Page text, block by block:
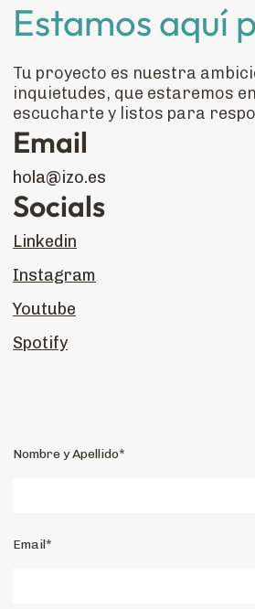
Estamos aquí
Tu proyecto es nuestra
inquietudes, que estaremos
escucharte y listos para
Email
hola@izo.es
Socials
Linkedin
Instagram
Youtube
Spotify
Nombre y Apellido*
Email*